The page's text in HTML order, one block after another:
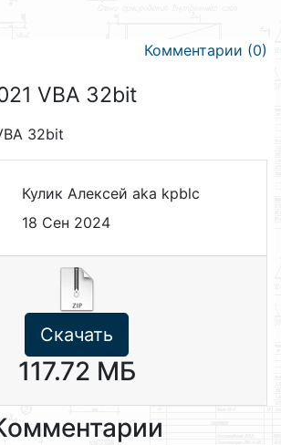
Комментарии (0)
VBA 32bit
32bit
Кулик Алексей aka kpblc
18 Сен 2024
Скачать
117.72 МБ